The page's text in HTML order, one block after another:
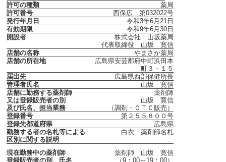
許可の種類
薬局
許可番号
西保広 第032022号
発行年月日
令和3年6月21日
有効期限
令和9年6月30日
開設者
株式会社 山坂薬局
代表取締役 山坂 寛信
店舗の名称
やまさか薬局
店舗の所在地
広島県安芸郡府中町浜田本
町３－１５
届出先
広島県西部保健所長
管理者氏名
山坂 寛信
店舗に勤務する薬剤師
又は登録販売者の別
及び氏名、担当業務
薬剤師
山坂 寛信
（調剤・ＯＴＣ販売）
登録番号
第２５５８００号
登録先都道府県
広島県
勤務する者の名札等による
区別に関する説明
白衣 薬剤師名札
現在勤務中の薬剤師
登録販売者の別、氏名
薬剤師 山坂 寛信
（9：00～19：00）